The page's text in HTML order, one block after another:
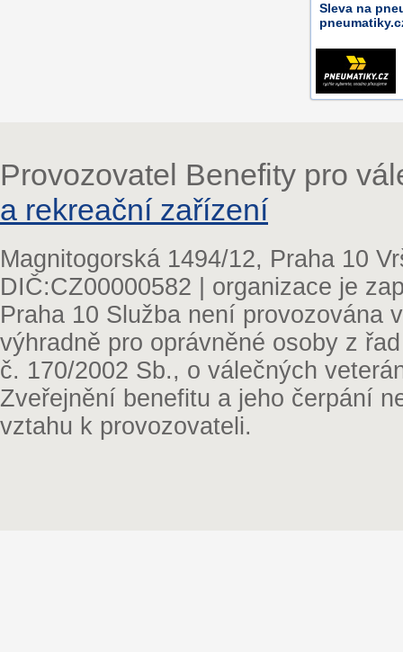
Sleva na
Provozovatel Benefity pro
a rekreační zařízení
Magnitogorská 1494/12, Praha 10
DIČ:CZ00000582 | organizace je
Praha 10 Služba není provozována
výhradně pro oprávněné osoby z
č. 170/2002 Sb., o válečných
Zveřejnění benefitu a jeho čerpání
vztahu k provozovateli.